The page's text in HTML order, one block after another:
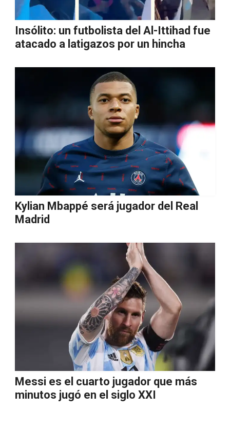
Insólito: un futbolista del Al-Ittihad fue
atacado a latigazos por un hincha
Kylian Mbappé será jugador del Real
Madrid
Messi es el cuarto jugador que más
minutos jugó en el siglo XXI